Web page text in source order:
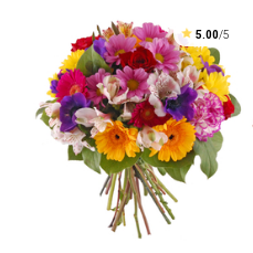
5.00/5